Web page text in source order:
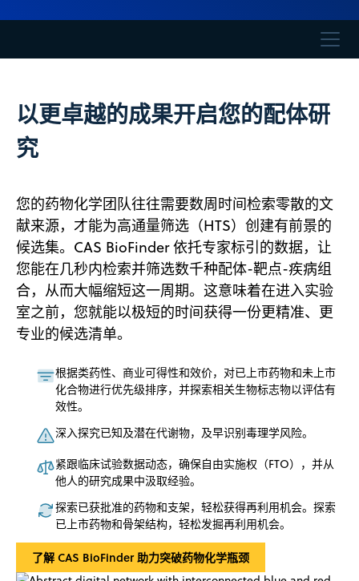
以更卓越的成果开启您的配体研
究
您的药物化学团队往往需要数周时间检索零散的文
献来源，才能为高通量筛选（HTS）创建有前景的
候选集。CAS BioFinder 依托专家标引的数据，让
您能在几秒内检索并筛选数千种配体-靶点-疾病组
合，从而大幅缩短这一周期。这意味着在进入实验
室之前，您就能以极短的时间获得一份更精准、更
专业的候选清单。
根据类药性、商业可得性和效价，对已上市药物和未上市
化合物进行优先级排序，并探索相关生物标志物以评估有
效性。
深入探究已知及潜在代谢物，及早识别毒理学风险。
紧跟临床试验数据动态，确保自由实施权（FTO），并从
他人的研究成果中汲取经验。
探索已获批准的药物和支架，轻松获得再利用机会。探索
已上市药物和骨架结构，轻松发掘再利用机会。
了解 CAS BioFinder 助力突破药物化学瓶颈